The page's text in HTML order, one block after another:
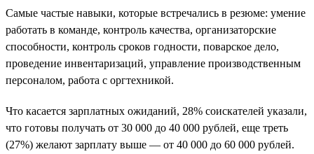
Самые частые навыки, которые встречались в резюме: умение
работать в команде, контроль качества, организаторские
способности, контроль сроков годности, поварское дело,
проведение инвентаризаций, управление производственным
персоналом, работа с оргтехникой.
Что касается зарплатных ожиданий, 28% соискателей указали,
что готовы получать от 30 000 до 40 000 рублей, еще треть
(27%) желают зарплату выше — от 40 000 до 60 000 рублей.